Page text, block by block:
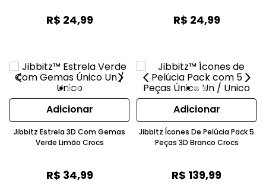
R$ 24,99 R$ 24,99
Adicionar
Jibbitz Estrela 3D Com Gemas
Verde Limão Crocs
R$ 34,99
Adicionar
Jibbitz Ícones De Pelúcia Pack 5
Peças 3D Branco Crocs
R$ 139,99